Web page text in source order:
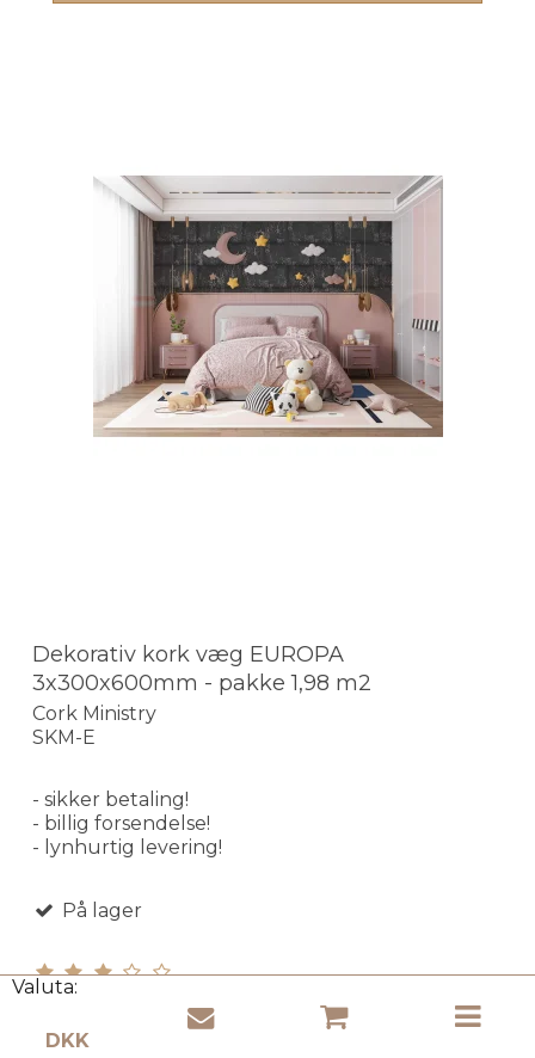
Valuta:
Dekorativ kork væg EUROPA
3x300x600mm - pakke 1,98 m2
Cork Ministry
SKM-E
- sikker betaling!
- billig forsendelse!
- lynhurtig levering!
På lager